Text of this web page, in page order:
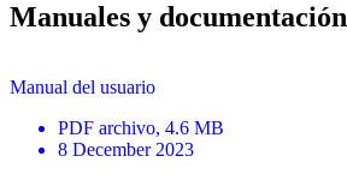
Manuales y documentación
Manual del usuario
PDF archivo, 4.6 MB
8 December 2023